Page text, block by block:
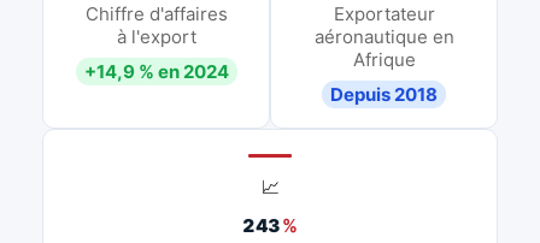
Chiffre d'affaires
à l'export
+14,9 % en 2024
Exportateur
aéronautique en
Afrique
Depuis 2018
📈
243%